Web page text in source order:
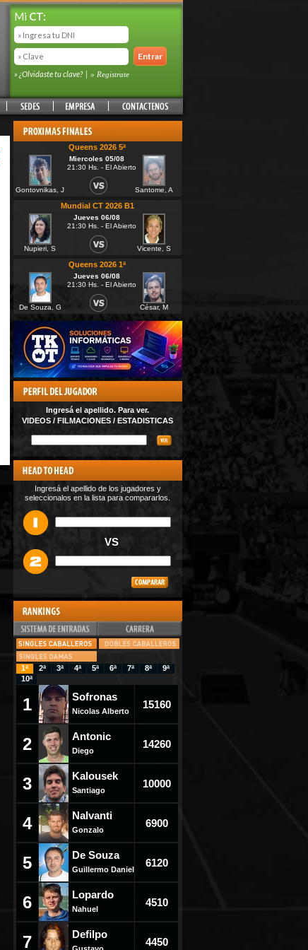
Mi CT:
» ¿Olvidaste tu clave? | » Registrate
Queens 2026 5ª
Gontovnikas, J
Miercoles 05/08
21:30 Hs. - El Abierto
Santome, A
Mundial CT 2026 B1
Nupieri, S
Jueves 06/08
21:30 Hs. - El Abierto
Vicente, S
Queens 2026 1ª
De Souza, G
Jueves 06/08
21:30 Hs. - El Abierto
César, M
Ingresá el apellido. Para ver.
VIDEOS / FILMACIONES / ESTADISTICAS
Ingresá el apellido de los jugadores y
seleccionalos en la lista para compararlos.
VS
1ª 2ª 3ª 4ª 5ª 6ª 7ª 8ª
9ª
10ª
1 Sofronas
Nicolas Alberto
15160
2 Antonic
Diego
14260
3 Kalousek
Santiago
10000
4 Nalvanti
Gonzalo
6900
5 De Souza
Guillermo Daniel
6120
6 Lopardo
Nahuel
4510
7 Defilpo
4450